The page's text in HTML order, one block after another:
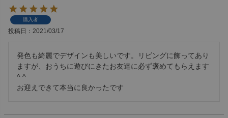
購入者
投稿日 2021/03/17
発色も綺麗でデザインも美しいです。リビングに飾ってあり
ますが、おうちに遊びにきたお友達に必ず褒めてもらえます
^ ^
お迎えできて本当に良かったです